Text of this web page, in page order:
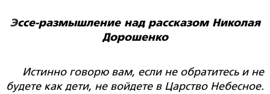
Эссе-размышление над рассказом Николая
Дорошенко
Истинно говорю вам, если не обратитесь и не
будете как дети, не войдете в Царство Небесное.